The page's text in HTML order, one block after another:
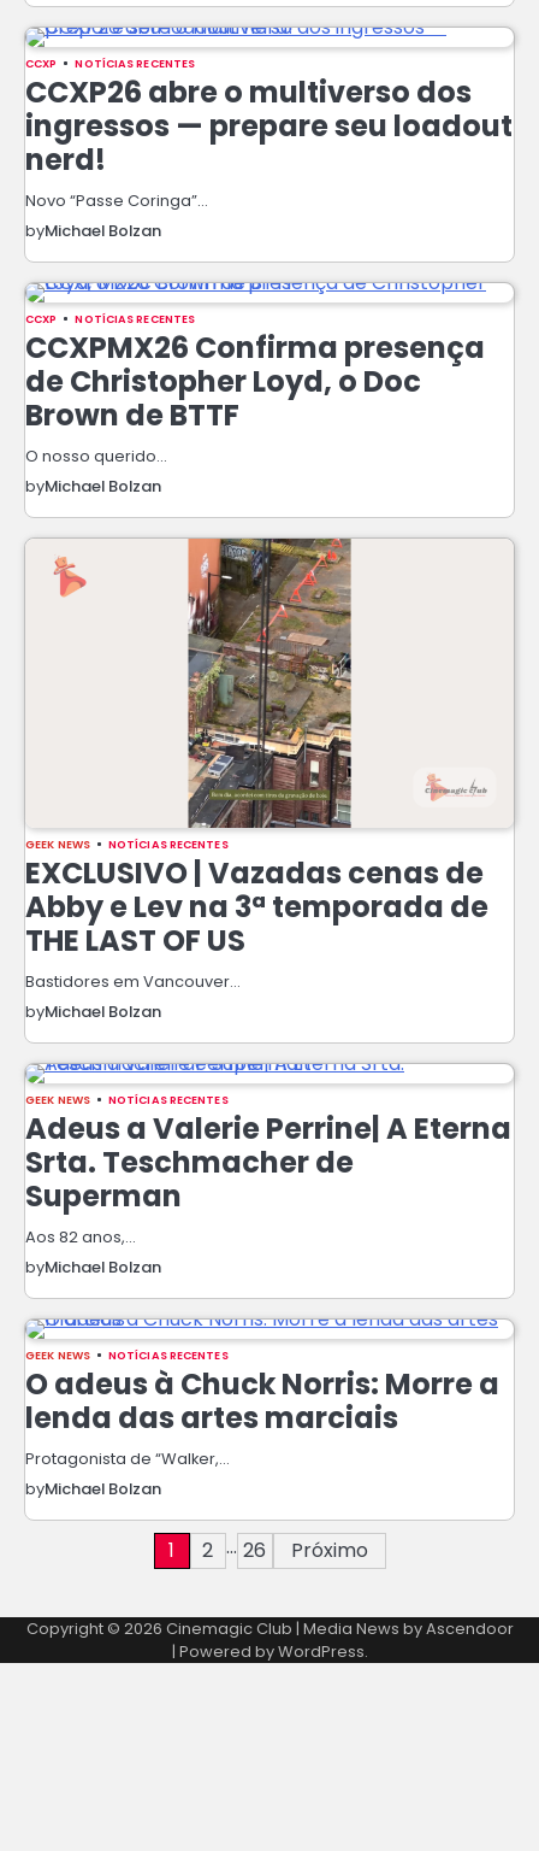
CCXP NOTÍCIAS RECENTES
CCXP26 abre o multiverso dos
ingressos — prepare seu loadout
nerd!
Novo “Passe Coringa”…
byMichael Bolzan
CCXP NOTÍCIAS RECENTES
CCXPMX26 Confirma presença
de Christopher Loyd, o Doc
Brown de BTTF
O nosso querido…
byMichael Bolzan
GEEK NEWS NOTÍCIAS RECENTES
EXCLUSIVO | Vazadas cenas de
Abby e Lev na 3ª temporada de
THE LAST OF US
Bastidores em Vancouver…
byMichael Bolzan
GEEK NEWS NOTÍCIAS RECENTES
Adeus a Valerie Perrine| A Eterna
Srta. Teschmacher de
Superman
Aos 82 anos,…
byMichael Bolzan
GEEK NEWS NOTÍCIAS RECENTES
O adeus à Chuck Norris: Morre a
lenda das artes marciais
Protagonista de “Walker,…
byMichael Bolzan
Paginação
posts
1 2 … 26 Próximo
Copyright © 2026 Cinemagic Club | Media News byAscendoor
| Powered byWordPress.